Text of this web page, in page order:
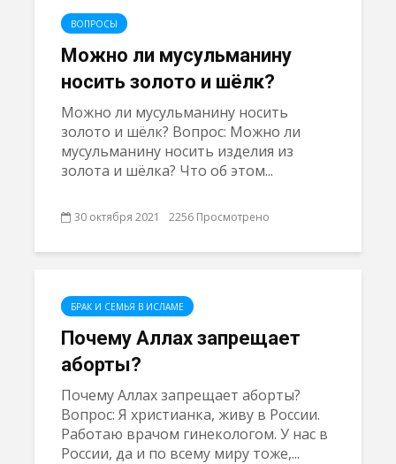
ВОПРОСЫ
Можно ли мусульманину
носить золото и шёлк?
Можно ли мусульманину носить
золото и шёлк? Вопрос: Можно ли
мусульманину носить изделия из
золота и шёлка? Что об этом...
30 октября 2021 2256 Просмотрено
БРАК И СЕМЬЯ В ИСЛАМЕ
Почему Аллах запрещает
аборты?
Почему Аллах запрещает аборты?
Вопрос: Я христианка, живу в России.
Работаю врачом гинекологом. У нас в
России, да и по всему миру тоже,...